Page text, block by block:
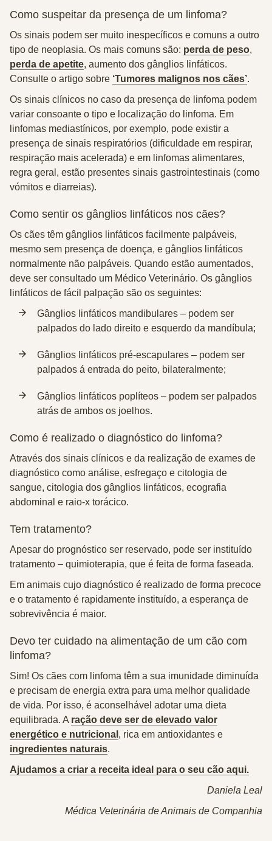
Como suspeitar da presença de um linfoma?
Os sinais podem ser muito inespecíficos e comuns a outro
tipo de neoplasia. Os mais comuns são: perda de peso,
perda de apetite, aumento dos gânglios linfáticos.
Consulte o artigo sobre ‘Tumores malignos nos cães’.
Os sinais clínicos no caso da presença de linfoma podem
variar consoante o tipo e localização do linfoma. Em
linfomas mediastínicos, por exemplo, pode existir a
presença de sinais respiratórios (dificuldade em respirar,
respiração mais acelerada) e em linfomas alimentares,
regra geral, estão presentes sinais gastrointestinais (como
vómitos e diarreias).
Como sentir os gânglios linfáticos nos cães?
Os cães têm gânglios linfáticos facilmente palpáveis,
mesmo sem presença de doença, e gânglios linfáticos
normalmente não palpáveis. Quando estão aumentados,
deve ser consultado um Médico Veterinário. Os gânglios
linfáticos de fácil palpação são os seguintes:
Gânglios linfáticos mandibulares – podem ser
palpados do lado direito e esquerdo da mandíbula;
Gânglios linfáticos pré-escapulares – podem ser
palpados á entrada do peito, bilateralmente;
Gânglios linfáticos poplíteos – podem ser palpados
atrás de ambos os joelhos.
Como é realizado o diagnóstico do linfoma?
Através dos sinais clínicos e da realização de exames de
diagnóstico como análise, esfregaço e citologia de
sangue, citologia dos gânglios linfáticos, ecografia
abdominal e raio-x torácico.
Tem tratamento?
Apesar do prognóstico ser reservado, pode ser instituído
tratamento – quimioterapia, que é feita de forma faseada.
Em animais cujo diagnóstico é realizado de forma precoce
e o tratamento é rapidamente instituído, a esperança de
sobrevivência é maior.
Devo ter cuidado na alimentação de um cão com
linfoma?
Sim! Os cães com linfoma têm a sua imunidade diminuída
e precisam de energia extra para uma melhor qualidade
de vida. Por isso, é aconselhável adotar uma dieta
equilibrada. A ração deve ser de elevado valor
energético e nutricional , rica em antioxidantes e
ingredientes naturais.
Ajudamos a criar a receita ideal para o seu cão aqui.
Daniela Leal
Médica Veterinária de Animais de Companhia